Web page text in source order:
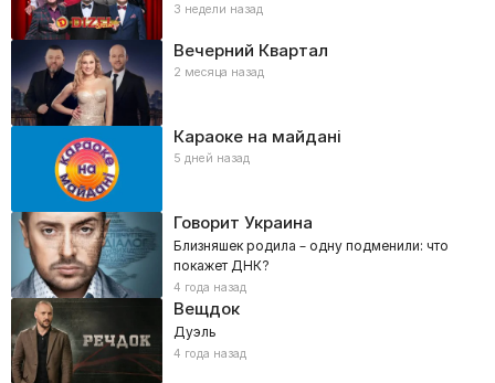
3 недели назад
Вечерний Квартал
2 месяца назад
Караоке на майдані
5 дней назад
Говорит Украина
Близняшек родила – одну подменили: что
покажет ДНК?
4 года назад
Вещдок
Дуэль
4 года назад